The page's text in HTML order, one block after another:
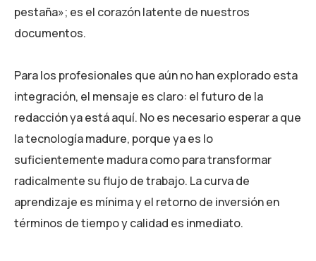
pestaña»; es el corazón latente de nuestros
documentos.
Para los profesionales que aún no han explorado esta
integración, el mensaje es claro: el futuro de la
redacción ya está aquí. No es necesario esperar a que
la tecnología madure, porque ya es lo
suficientemente madura como para transformar
radicalmente su flujo de trabajo. La curva de
aprendizaje es mínima y el retorno de inversión en
términos de tiempo y calidad es inmediato.